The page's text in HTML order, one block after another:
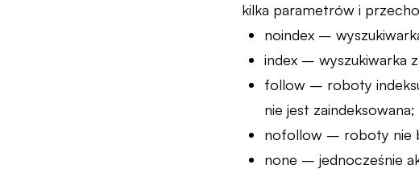
kilka parametrów i
noindex –
index – wyszukiwarka
follow – roboty
nie jest zaindeksowana;
nofollow – roboty nie
none – jednocześnie